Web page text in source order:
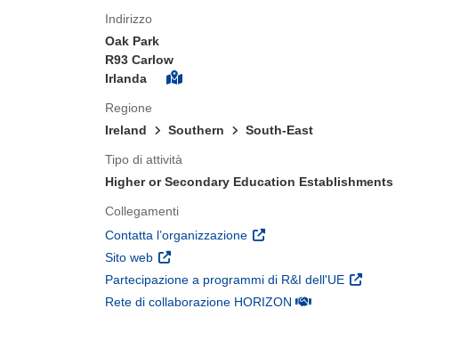
Indirizzo
Oak Park
R93 Carlow
Irlanda
Regione
Ireland
Southern South-East
Tipo di attività
Higher or Secondary Education Establishments
Collegamenti
Contatta l’organizzazione (si apre in una nuova finestra)
Sito web (si apre in una nuova finestra)
Partecipazione a programmi di R&I dell'UE (si apre in una nuova
Rete di collaborazione HORIZON(si apre in una nuova finestra)